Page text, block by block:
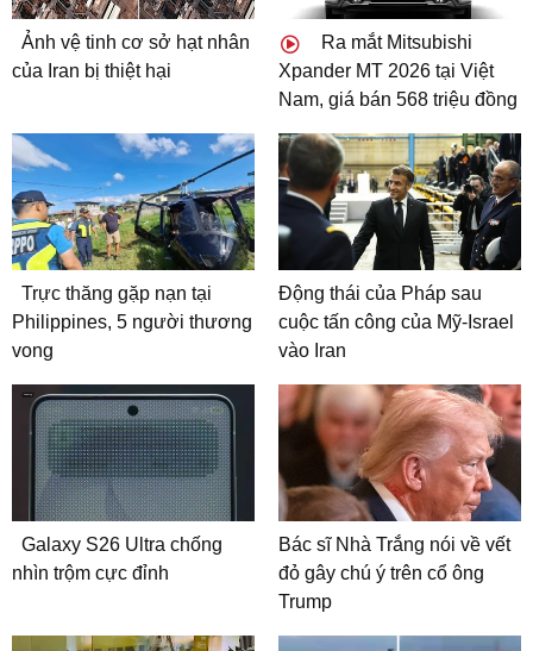
Ảnh vệ tinh cơ sở hạt nhân
của Iran bị thiệt hại
Ra mắt Mitsubishi
Xpander MT 2026 tại Việt
Nam, giá bán 568 triệu đồng
Trực thăng gặp nạn tại
Philippines, 5 người thương
vong
Động thái của Pháp sau
cuộc tấn công của Mỹ-Israel
vào Iran
Galaxy S26 Ultra chống
nhìn trộm cực đỉnh
Bác sĩ Nhà Trắng nói về vết
đỏ gây chú ý trên cổ ông
Trump